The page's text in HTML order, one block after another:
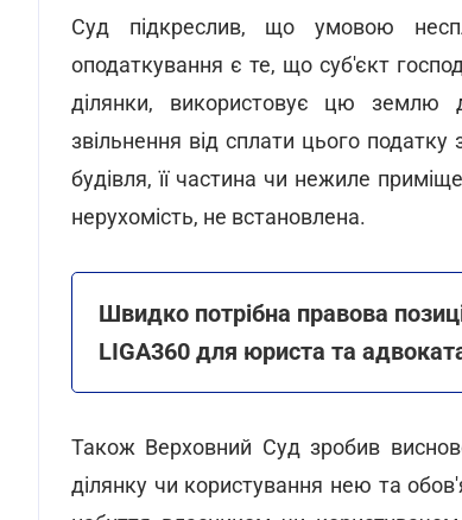
Суд підкреслив, що умовою
оподаткування є те, що суб'єкт
ділянки, використовує цю землю
звільнення від сплати цього
будівля, її частина чи нежиле
нерухомість, не встановлена.
Швидко потрібна правова
LIGA360 для юриста та
Також Верховний Суд зробив
ділянку чи користування нею та